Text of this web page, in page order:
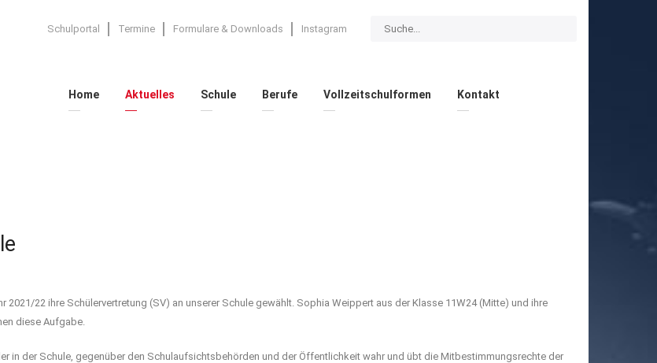
Schulportal Termine Formulare & Downloads Instagram
Home Aktuelles Schule Berufe Vollzeitschulformen Kontakt
22 ihre Schülervertretung (SV) an unserer Schule gewählt. Sophia Weippert aus der Klasse 11W24 (Mitte) und ihre
diese Aufgabe.
in der Schule, gegenüber den Schulaufsichtsbehörden und der Öffentlichkeit wahr und übt die Mitbestimmungsrechte der